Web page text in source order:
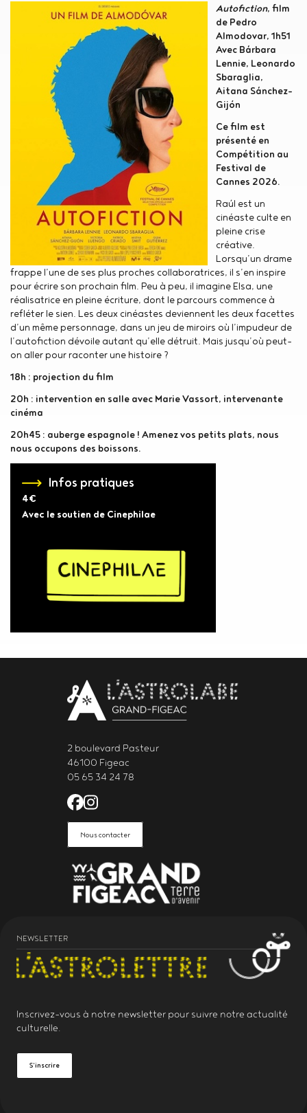
Autofiction, film
de Pedro
Almodovar, 1h51
Avec Bárbara
Lennie, Leonardo
Sbaraglia,
Aitana Sánchez-
Gijón
Ce film est
présenté en
Compétition au
Festival de
Cannes 2026.
Raúl est un
cinéaste culte en
pleine crise
créative.
Lorsqu’un drame
frappe l’une de ses plus proches collaboratrices, il s’en inspire
pour écrire son prochain film. Peu à peu, il imagine Elsa, une
réalisatrice en pleine écriture, dont le parcours commence à
refléter le sien. Les deux cinéastes deviennent les deux facettes
d’un même personnage, dans un jeu de miroirs où l’impudeur de
l’autofiction dévoile autant qu’elle détruit. Mais jusqu’où peut-
on aller pour raconter une histoire ?
18h : projection du film
20h : intervention en salle avec Marie Vassort, intervenante
cinéma
20h45 : auberge espagnole ! Amenez vos petits plats, nous
nous occupons des boissons.
Infos pratiques
4€
Avec le soutien de Cinephilae
2 boulevard Pasteur
46100 Figeac
05 65 34 24 78
Facebook de l'Astrolabe Grand
Instagram de l'Astrolabe Grand
Nous contacter
NEWSLETTER
Inscrivez-vous à notre newsletter pour suivre notre actualité
culturelle.
S'inscrire